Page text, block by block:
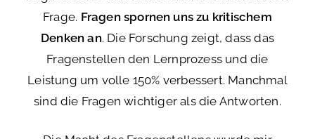
Frage. Fragen spornen uns zu kritischem
Denken an. Die Forschung zeigt, dass das
Fragenstellen den Lernprozess und die
Leistung um volle 150% verbessert. Manchmal
sind die Fragen wichtiger als die Antworten.